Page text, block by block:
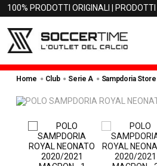
100% PRODOTTI ORIGINALI |
Home Club Serie A Sampdoria Store